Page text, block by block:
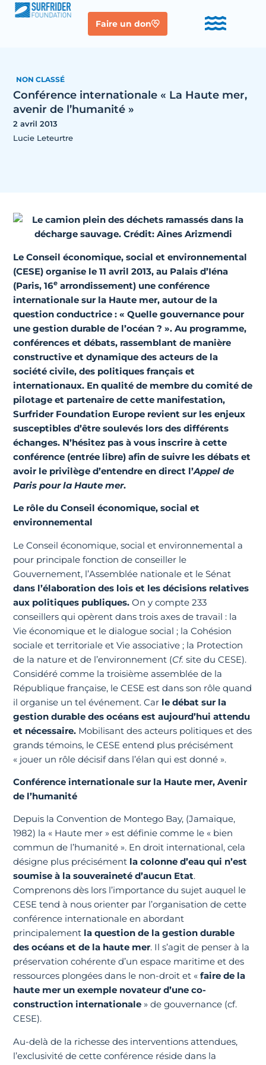
Faire un don
NON CLASSÉ
Conférence internationale « La Haute mer,
avenir de l’humanité »
2 avril 2013
Lucie Leteurtre
Le Conseil économique, social et environnemental
(CESE) organise le 11 avril 2013, au Palais d’Iéna
(Paris, 16e arrondissement) une conférence
internationale sur la Haute mer, autour de la
question conductrice : « Quelle gouvernance pour
une gestion durable de l’océan ? ».Au programme,
conférences et débats, rassemblant de manière
constructive et dynamique des acteurs de la
société civile, des politiques français et
internationaux. En qualité de membre du comité de
pilotage et partenaire de cette manifestation,
Surfrider Foundation Europe revient sur les enjeux
susceptibles d’être soulevés lors des différents
échanges. N’hésitez pas à vousinscrire à cette
conférence (entrée libre) afin de suivre les débats et
avoir le privilège d’entendre en direct l’Appel de
Paris pour la Haute mer.
Le rôle du Conseil économique, social et
environnemental
Le Conseil économique, social et environnemental a
pour principale fonction de conseiller le
Gouvernement, l’Assemblée nationale et le Sénat
dans l’élaboration des lois et les décisions relatives
aux politiques publiques. On y compte 233
conseillers qui opèrent dans trois axes de travail : la
Vie économique et le dialogue social ; la Cohésion
sociale et territoriale et Vie associative ; la Protection
de la nature et de l’environnement (Cf. site du CESE).
Considéré comme la troisième assemblée de la
République française, le CESE est dans son rôle quand
il organise un tel événement. Car le débat sur la
gestion durable des océans est aujourd’hui attendu
et nécessaire. Mobilisant des acteurs politiques et des
grands témoins, le CESE entend plus précisément
« jouer un rôle décisif dans l’élan qui est donné ».
Conférence internationale sur la Haute mer, Avenir
de l’humanité
Depuis la Convention de Montego Bay, (Jamaïque,
1982) la « Haute mer » est définie comme le « bien
commun de l’humanité ». En droit international, cela
désigne plus précisément la colonne d’eau qui n’est
soumise à la souveraineté d’aucun Etat.
Comprenons dès lors l’importance du sujet auquel le
CESE tend à nous orienter par l’organisation de cette
conférence internationale en abordant
principalement la question de la gestion durable
des océans et de la haute mer. Il s’agit de penser à la
préservation cohérente d’un espace maritime et des
ressources plongées dans le non-droit et «faire de la
haute mer un exemple novateur d’une co-
construction internationale » de gouvernance (cf.
CESE).
Au-delà de la richesse des interventions attendues,
l’exclusivité de cette conférence réside dans la